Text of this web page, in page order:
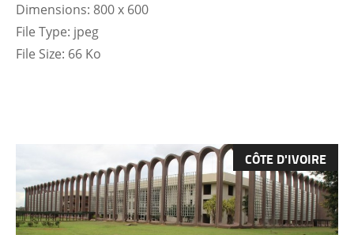
Dimensions: 800 x 600
File Type: jpeg
File Size: 66 Ko
CÔTE D'IVOIRE